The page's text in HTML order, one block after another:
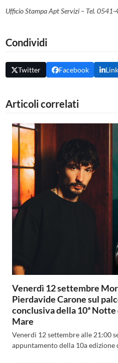
Ufficio Stampa Apt Servizi – Tel.
Condividi
Twitter Facebook
Articoli correlati
Venerdì 12 settembre
Pierdavide Carone sul
conclusiva della 10ª
Mare
Venerdì 12 settembre alle 21:00
appuntamento della 10a edizione